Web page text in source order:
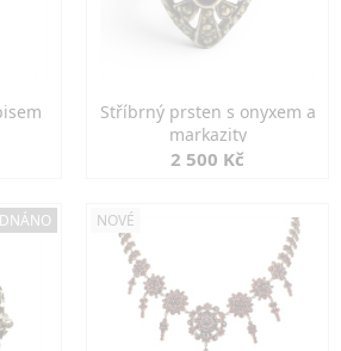
Stříbrný prsten s onyxem a
markazity
2 500 Kč
NOVÉ